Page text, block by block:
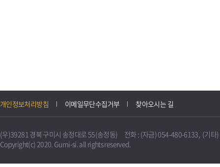
개인정보처리방침 이메일무단수집거부 찾아오시는 길
(우)39281 경북 구미시 송정대로 55(송정동) 전화 : (자금) 054-480-6133, (기타
Copyright(c) 2020. Gumi-si. all rights reserved.